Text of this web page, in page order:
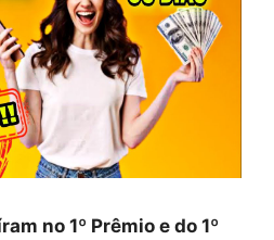
no 1º Prêmio e do 1º